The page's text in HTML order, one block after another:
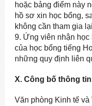
hoặc bảng điểm này
hồ sơ xin học bổng,
không cần tham gia
9. Ứng viên nhận học
của học bổng tiếng
những quy định liên
X. Công bố thông
Văn phòng Kinh tế